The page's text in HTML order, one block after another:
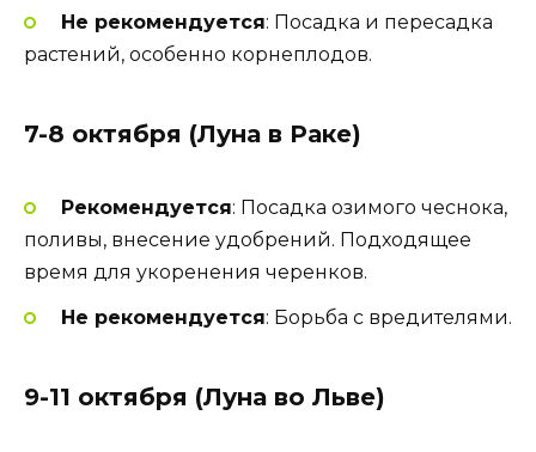
Не рекомендуется: Посадка и пересадка
растений, особенно корнеплодов.
7-8 октября (Луна в Раке)
Рекомендуется: Посадка озимого чеснока,
поливы, внесение удобрений. Подходящее
время для укоренения черенков.
Не рекомендуется: Борьба с вредителями.
9-11 октября (Луна во Льве)